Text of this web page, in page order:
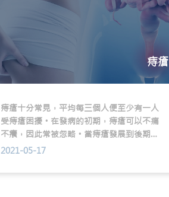
痔瘡
痔瘡十分常見，平均每三個人便至少有一人
受痔瘡困擾。在發病的初期，痔瘡可以不痛
不癢，因此常被忽略。當痔瘡發展到後期，
帶來的痛楚不但嚴重影響日常生活，甚至有
以清洗等情況。
2021-05-17